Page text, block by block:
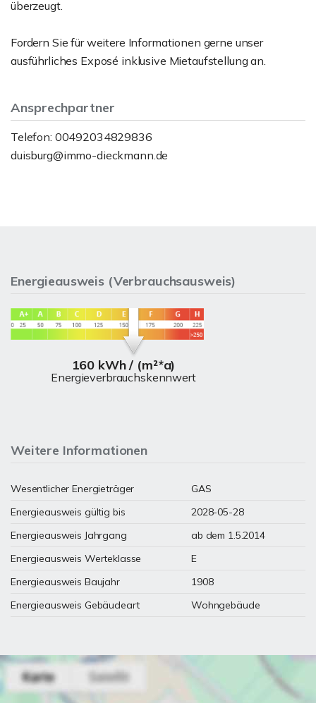
überzeugt.
Fordern Sie für weitere Informationen gerne unser
ausführliches Exposé inklusive Mietaufstellung an.
Ansprechpartner
Telefon: 00492034829836
duisburg@immo-dieckmann.de
Energieausweis (Verbrauchsausweis)
160 kWh / (m²*a)
Energieverbrauchskennwert
Weitere Informationen
Wesentlicher Energieträger
GAS
Energieausweis gültig bis
2028-05-28
Energieausweis Jahrgang
ab dem 1.5.2014
Energieausweis Werteklasse
E
Energieausweis Baujahr
1908
Energieausweis Gebäudeart
Wohngebäude